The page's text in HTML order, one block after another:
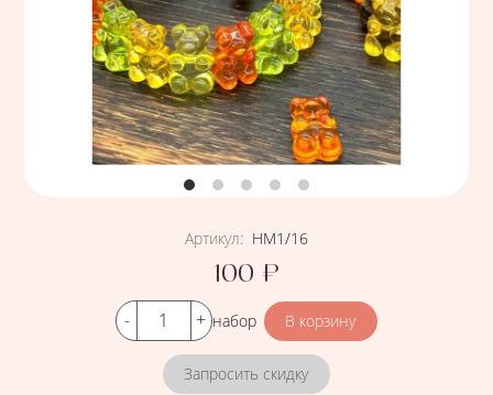
Артикул: НМ1/16
Цена
100 ₽
Кол-во набор
Запросить скидку